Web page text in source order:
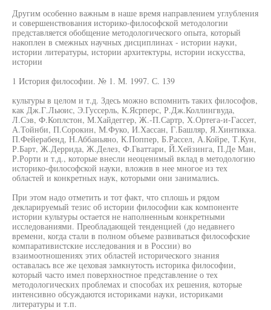
Другим особенно важным в наше время направлением углубления
и совершенствования историко-философской методологии
представляется обобщение методологического опыта, который
накоплен в смежных научных дисциплинах - истории науки,
истории литературы, истории архитектуры, истории искусства,
истории
1 История философии. № 1. М. 1997. С. 139
культуры в целом и т.д. Здесь можно вспомнить таких философов,
как Дж.Г.Льюис, Э.Гуссерль, К.Ясрперс, Р.Дж.Коллингвуда,
Л.Сэв, Ф.Коплстон, М.Хайдеггер, Ж.-П.Сартр, Х.Ортега-и-Гассет,
А.Тойнби, П.Сорокин, М.Фуко, И.Хассан, Г.Башляр, Я.Хинтикка.
П.Фейерабенд, Н.Аббаньяно, К.Поппер, Б.Рассел, А.Койре, Т.Кун,
Р.Барт, Ж.Деррида, Ж.Делез, Ф.Гваттари, Й.Хейзинга, П.Де Ман,
Р.Рорти и т.д., которые внесли неоценимый вклад в методологию
историко-философской науки, вложив в нее многое из тех
областей и конкретных наук, которыми они занимались.
При этом надо отметить и тот факт, что сплошь и рядом
декларируемый тезис об истории философии как компоненте
истории культуры остается не наполненным конкретными
исследованиями. Преобладающей тенденцией (до недавнего
времени, когда стали в полном объеме развиваться философские
компаративистские исследования и в России) во
взаимоотношениях этих областей исторического знания
оставалась все же цеховая замкнутость историка философии,
который часто имел поверхностное представление о тех
методологических проблемах и способах их решения, которые
интенсивно обсуждаются историками науки, историками
литературы и т.п.